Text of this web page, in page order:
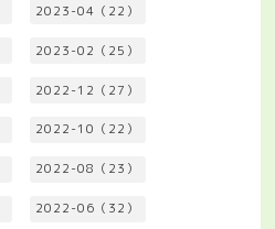
2023-04（22）
2023-02（25）
2022-12（27）
2022-10（22）
2022-08（23）
2022-06（32）